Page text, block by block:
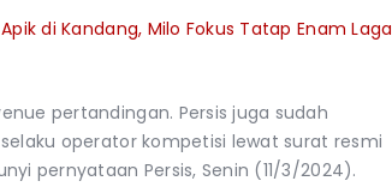
di Kandang, Milo Fokus Tatap Enam Laga
pertandingan. Persis juga sudah
operator kompetisi lewat surat resmi
pernyataan Persis, Senin (11/3/2024).